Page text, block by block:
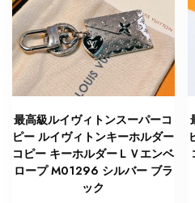
個
最高級ルイヴィトンスーパーコ
ピー ルイヴィトンキーホルダー
コピー キーホルダーＬＶエンベ
ロープ M01296 シルバー ブラ
ック